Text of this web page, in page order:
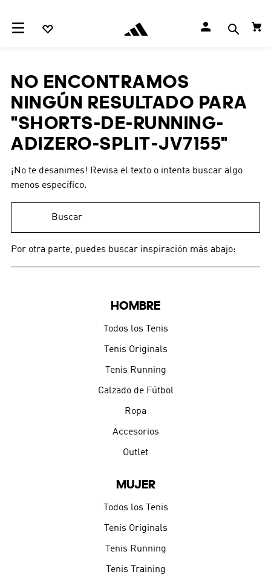
NO ENCONTRAMOS
NINGÚN RESULTADO PARA
"SHORTS-DE-RUNNING-
ADIZERO-SPLIT-JV7155"
¡No te desanimes! Revisa el texto o intenta buscar algo
menos específico.
Por otra parte, puedes buscar inspiración más abajo:
HOMBRE
Todos los Tenis
Tenis Originals
Tenis Running
Calzado de Fútbol
Ropa
Accesorios
Outlet
MUJER
Todos los Tenis
Tenis Originals
Tenis Running
Tenis Training